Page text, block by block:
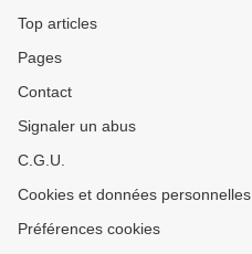
Top articles
Pages
Contact
Signaler un abus
C.G.U.
Cookies et données personnelles
Préférences cookies